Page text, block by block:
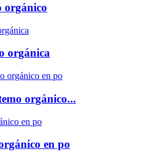
orgánico
orgánica
orgánico...
en po